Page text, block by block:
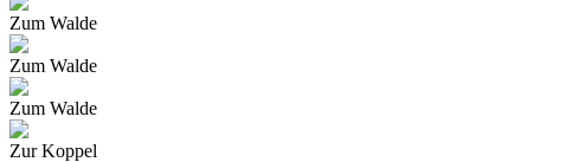
Zum Walde
Zum Walde
Zum Walde
Zur Koppel